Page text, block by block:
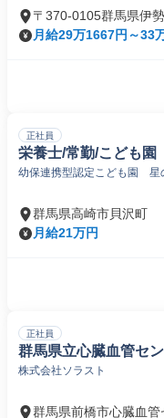
〒370-0105群馬県伊
月給29万1667円～33
正社員
栄養士/常勤/こども園
幼保連携型認定こども園 星
群馬県高崎市貝沢町
月給21万円
正社員
群馬県立心臓血管セ
株式会社ソラスト
群馬県前橋市心臓血管